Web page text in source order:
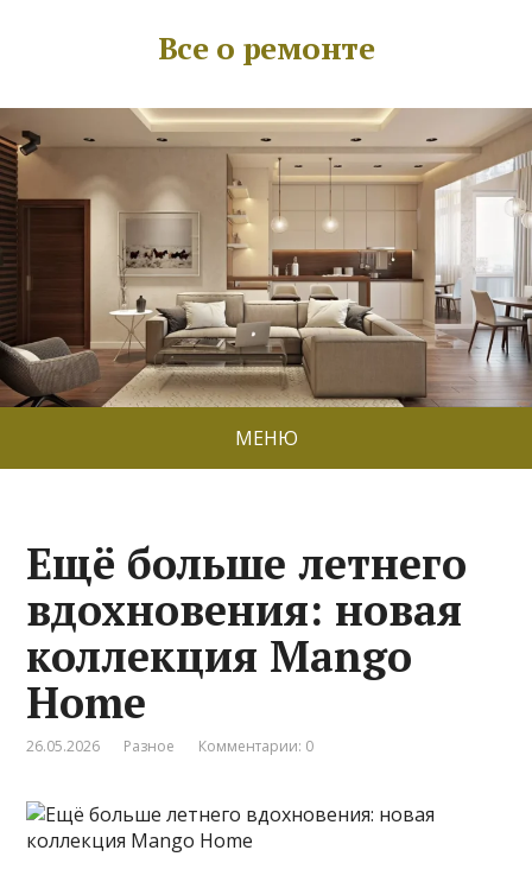
Все о ремонте
МЕНЮ
Ещё больше летнего
вдохновения: новая
коллекция Mango
Home
26.05.2026 Разное Комментарии: 0